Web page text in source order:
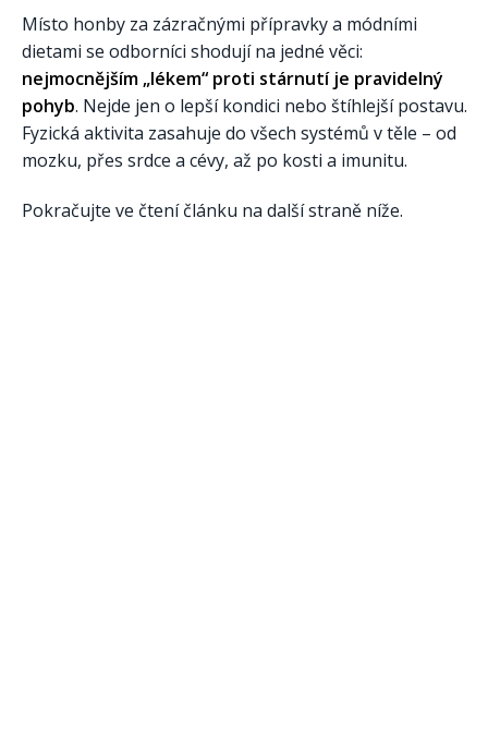
Místo honby za zázračnými přípravky a módními
dietami se odborníci shodují na jedné věci:
nejmocnějším „lékem“ proti stárnutí je pravidelný
pohyb. Nejde jen o lepší kondici nebo štíhlejší postavu.
Fyzická aktivita zasahuje do všech systémů v těle – od
mozku, přes srdce a cévy, až po kosti a imunitu.
Pokračujte ve čtení článku na další straně níže.